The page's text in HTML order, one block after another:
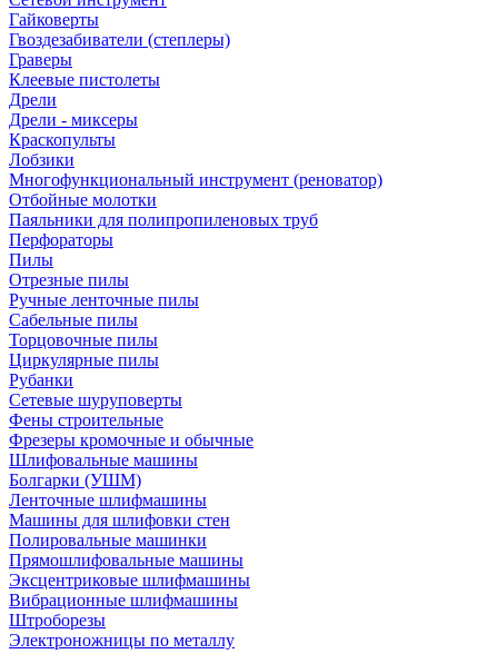
Гайковерты
Гвоздезабиватели (степлеры)
Граверы
Клеевые пистолеты
Дрели
Дрели - миксеры
Краскопульты
Лобзики
Многофункциональный инструмент (реноватор)
Отбойные молотки
Паяльники для полипропиленовых труб
Перфораторы
Пилы
Отрезные пилы
Ручные ленточные пилы
Сабельные пилы
Торцовочные пилы
Циркулярные пилы
Рубанки
Сетевые шуруповерты
Фены строительные
Фрезеры кромочные и обычные
Шлифовальные машины
Болгарки (УШМ)
Ленточные шлифмашины
Машины для шлифовки стен
Полировальные машинки
Прямошлифовальные машины
Эксцентриковые шлифмашины
Вибрационные шлифмашины
Штроборезы
Электроножницы по металлу